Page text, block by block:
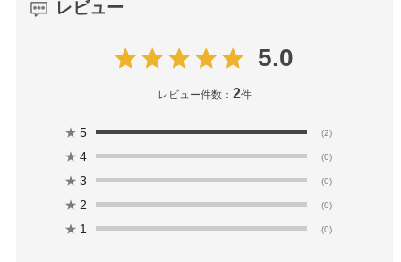
レビュー
5.0
レビュー件数： 2件
★ 5 (2)
★ 4 (0)
★ 3 (0)
★ 2 (0)
★ 1 (0)